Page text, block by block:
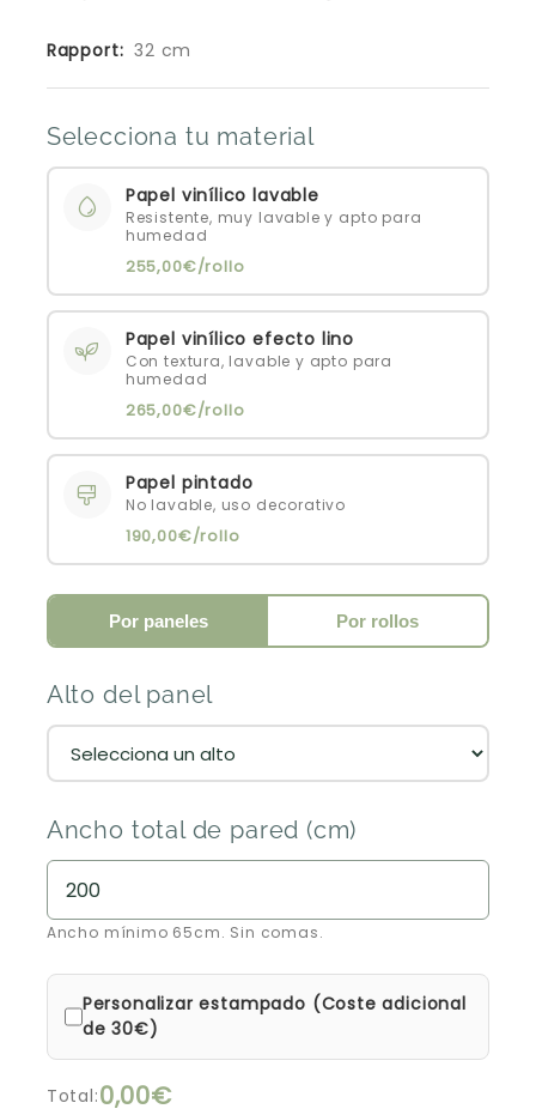
Rapport: 32 cm
Selecciona tu material
Papel vinílico lavable
Resistente, muy lavable y apto para
humedad
255,00€/rollo
Papel vinílico efecto lino
Con textura, lavable y apto para
humedad
265,00€/rollo
Papel pintado
No lavable, uso decorativo
190,00€/rollo
Por paneles Por rollos
Alto del panel
Ancho total de pared (cm)
Ancho mínimo 65cm. Sin comas.
Personalizar estampado (Coste adicional
de 30€)
Total:0,00€